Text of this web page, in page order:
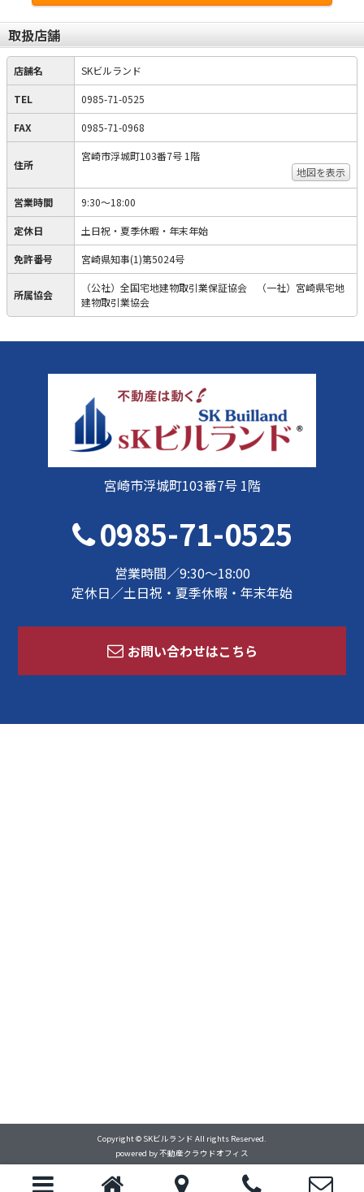
取扱店舗
店舗名 SKビルランド
TEL 0985-71-0525
FAX 0985-71-0968
住所
宮崎市浮城町103番7号 1階
地図を表示
営業時間 9:30～18:00
定休日 土日祝・夏季休暇・年末年始
免許番号 宮崎県知事(1)第5024号
所属協会
（公社）全国宅地建物取引業保証協会 （一社）宮崎県宅地
建物取引業協会
宮崎市浮城町103番7号 1階
0985-71-0525
営業時間／9:30～18:00
定休日／土日祝・夏季休暇・年末年始
お問い合わせはこちら
Copyright © SKビルランド All rights Reserved.
powered by 不動産クラウドオフィス